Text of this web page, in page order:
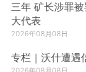
三年 矿长涉罪
大代表
2026年08月08日
专栏｜沃什遭遇